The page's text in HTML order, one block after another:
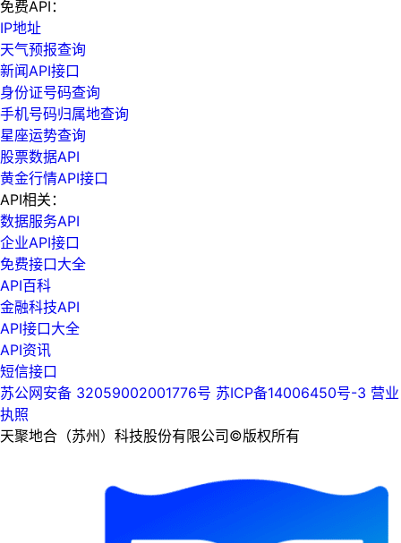
免费API：
IP地址
天气预报查询
新闻API接口
身份证号码查询
手机号码归属地查询
星座运势查询
股票数据API
黄金行情API接口
API相关：
数据服务API
企业API接口
免费接口大全
API百科
金融科技API
API接口大全
API资讯
短信接口
苏公网安备 32059002001776号 苏ICP备14006450号-3 营业
执照
天聚地合（苏州）科技股份有限公司©版权所有